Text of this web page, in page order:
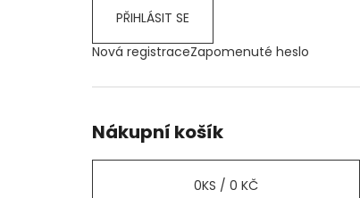
PŘIHLÁSIT SE
Nová registraceZapomenuté heslo
Nákupní košík
0KS / 0 KČ